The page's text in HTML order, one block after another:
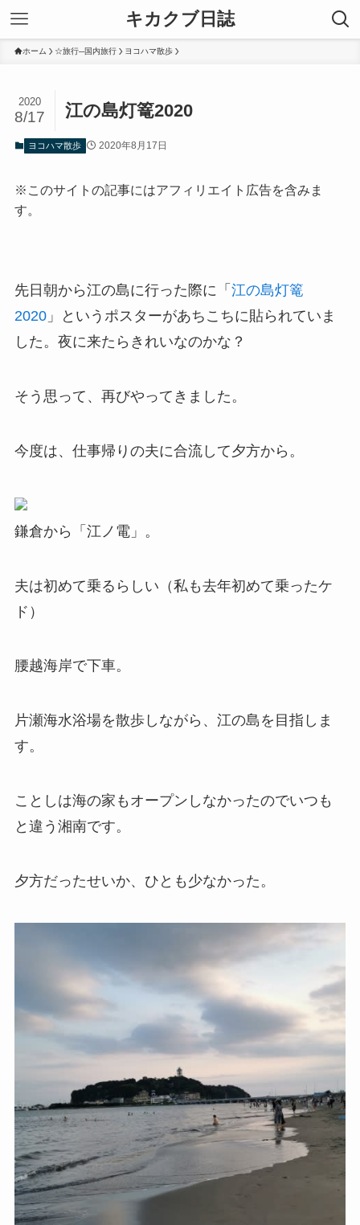
キカクブ日誌
ホーム ☆旅行─国内旅行 ヨコハマ散歩
江の島灯篭2020
2020
8/17
ヨコハマ散歩 2020年8月17日
※このサイトの記事にはアフィリエイト広告を含みま
す。
先日朝から江の島に行った際に「 江の島灯篭
2020」というポスターがあちこちに貼られていま
した。夜に来たらきれいなのかな？
そう思って、再びやってきました。
今度は、仕事帰りの夫に合流して夕方から。
鎌倉から「江ノ電」。
夫は初めて乗るらしい（私も去年初めて乗ったケ
ド）
腰越海岸で下車。
片瀬海水浴場を散歩しながら、江の島を目指しま
す。
ことしは海の家もオープンしなかったのでいつも
と違う湘南です。
夕方だったせいか、ひとも少なかった。